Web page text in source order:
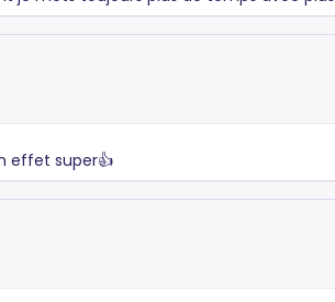
effet super👍